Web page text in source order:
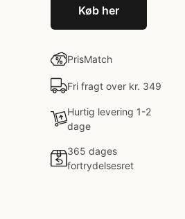
Køb her
PrisMatch
Fri fragt over kr. 349
Hurtig levering 1-2
dage
365 dages
fortrydelsesret